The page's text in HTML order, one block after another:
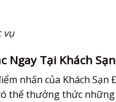
vụ
Ngay Tại Khách
nhấn của Khách
thể thưởng thức